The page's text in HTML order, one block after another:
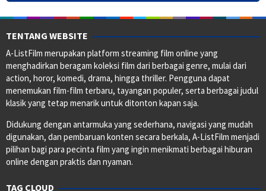
TENTANG WEBSITE
A-ListFilm merupakan platform streaming film online yang
menghadirkan beragam koleksi film dari berbagai genre, mulai dari
action, horor, komedi, drama, hingga thriller. Pengguna dapat
menemukan film-film terbaru, tayangan populer, serta berbagai judul
klasik yang tetap menarik untuk ditonton kapan saja.
Didukung dengan antarmuka yang sederhana, navigasi yang mudah
digunakan, dan pembaruan konten secara berkala, A-ListFilm menjadi
pilihan bagi para pecinta film yang ingin menikmati berbagai hiburan
online dengan praktis dan nyaman.
TAG CLOUD